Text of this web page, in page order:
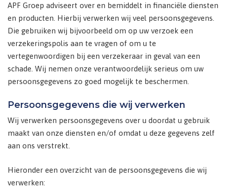
APF Groep adviseert over en bemiddelt in financiële diensten
en producten. Hierbij verwerken wij veel persoonsgegevens.
Die gebruiken wij bijvoorbeeld om op uw verzoek een
verzekeringspolis aan te vragen of om u te
vertegenwoordigen bij een verzekeraar in geval van een
schade. Wij nemen onze verantwoordelijk serieus om uw
persoonsgegevens zo goed mogelijk te beschermen.
Persoonsgegevens die wij verwerken
Wij verwerken persoonsgegevens over u doordat u gebruik
maakt van onze diensten en/of omdat u deze gegevens zelf
aan ons verstrekt.
Hieronder een overzicht van de persoonsgegevens die wij
verwerken: